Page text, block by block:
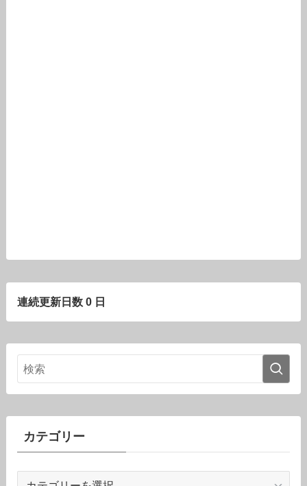
連続更新日数 0 日
カテゴリー